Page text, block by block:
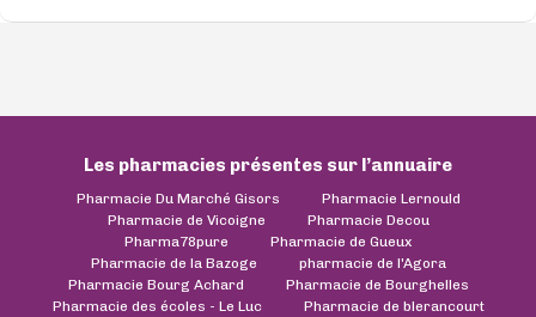
Les pharmacies présentes sur l’annuaire
Pharmacie Du Marché Gisors
Pharmacie Lernould
Pharmacie de Vicoigne
Pharmacie Decou
Pharma78pure
Pharmacie de Gueux
Pharmacie de la Bazoge
pharmacie de l'Agora
Pharmacie Bourg Achard
Pharmacie de Bourghelles
Pharmacie des écoles - Le Luc
Pharmacie de blerancourt